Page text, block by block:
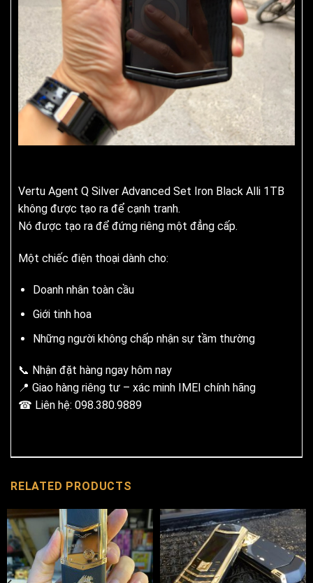
Vertu Agent Q Silver Advanced Set Iron Black Alli 1TB
không được tạo ra để cạnh tranh.
Nó được tạo ra để đứng riêng một đẳng cấp.
Một chiếc điện thoại dành cho:
Doanh nhân toàn cầu
Giới tinh hoa
Những người không chấp nhận sự tầm thường
📞 Nhận đặt hàng ngay hôm nay
📍 Giao hàng riêng tư – xác minh IMEI chính hãng
☎ Liên hệ: 098.380.9889
RELATED PRODUCTS